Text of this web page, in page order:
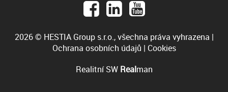
2026 © HESTIA Group s.r.o., všechna práva vyhrazena |
Ochrana osobních údajů | Cookies
Realitní SW Realman